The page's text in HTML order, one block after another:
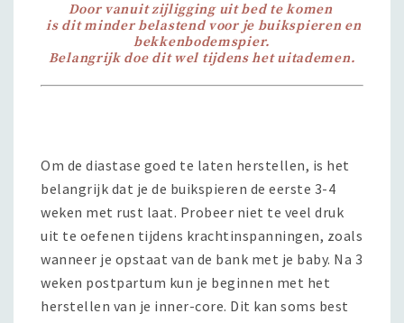
Door vanuit zijligging uit bed te komen
is dit minder belastend voor je buikspieren en
bekkenbodemspier.
Belangrijk doe dit wel tijdens het uitademen.
Om de diastase goed te laten herstellen, is het
belangrijk dat je de buikspieren de eerste 3-4
weken met rust laat. Probeer niet te veel druk
uit te oefenen tijdens krachtinspanningen, zoals
wanneer je opstaat van de bank met je baby. Na 3
weken postpartum kun je beginnen met het
herstellen van je inner-core. Dit kan soms best